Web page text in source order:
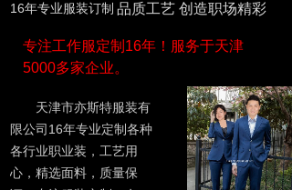
品质工艺 创造职场精彩
16年专业服装订制
专注工作服定制16年！服务于天津
5000多家企业。
天津市亦斯特服装有
限公司16年专业定制各种
各行业职业装，工艺用
心，精选面料，质量保